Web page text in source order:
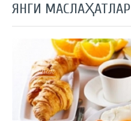
ЯНГИ МАСЛАҲАТЛАР